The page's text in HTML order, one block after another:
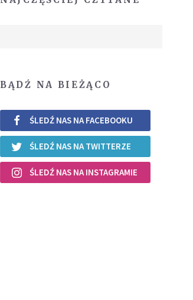
BĄDŹ NA BIEŻĄCO
ŚLEDŹ NAS NA FACEBOOKU
ŚLEDŹ NAS NA TWITTERZE
ŚLEDŹ NAS NA INSTAGRAMIE